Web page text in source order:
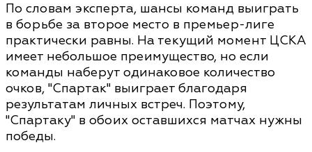
По словам эксперта, шансы команд выиграть
в борьбе за второе место в премьер-лиге
практически равны. На текущий момент ЦСКА
имеет небольшое преимущество, но если
команды наберут одинаковое количество
очков, "Спартак" выиграет благодаря
результатам личных встреч. Поэтому,
"Спартаку" в обоих оставшихся матчах нужны
победы.